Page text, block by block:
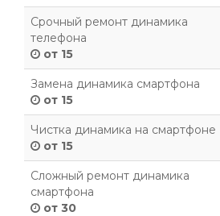
Срочный ремонт динамика
телефона
от 15
Замена динамика смартфона
от 15
Чистка динамика на смартфоне
от 15
Сложный ремонт динамика
смартфона
от 30